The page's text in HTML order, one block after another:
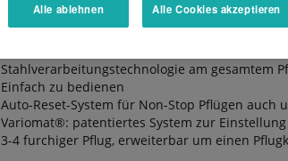
Robust und verlässlich: Einzigartige
Stahlverarbeitungstechnologie am gesamtem
Einfach zu bedienen
Auto-Reset-System für Non-Stop Pflügen auch
Variomat®: patentiertes System zur
3-4 furchiger Pflug, erweiterbar um einen
Alle ablehnen Alle Cookies akzeptieren